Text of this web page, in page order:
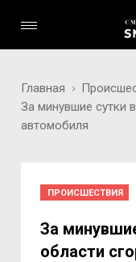
Главная
За минувшие сутки
автомобиля
ПРОИСШЕСТВИЯ
За
области